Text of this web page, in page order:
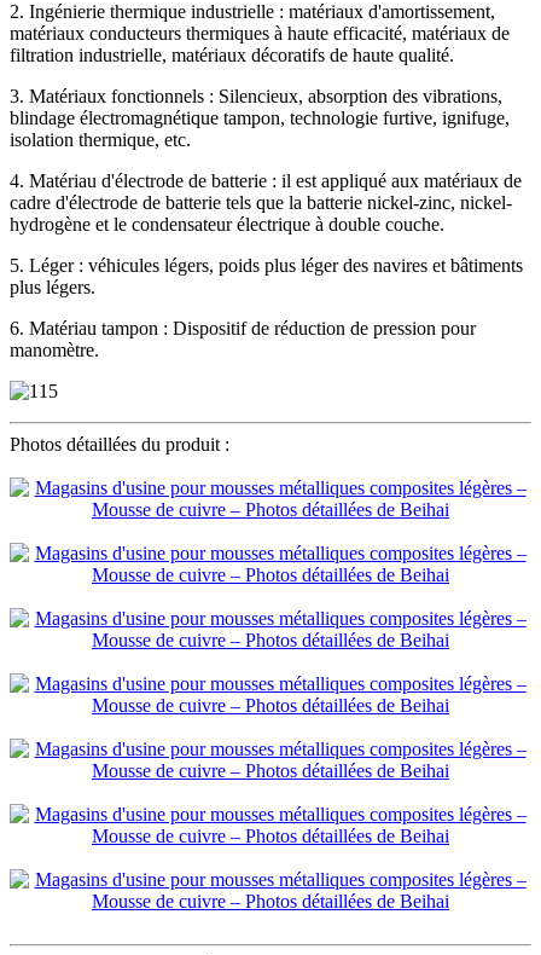
2. Ingénierie thermique industrielle : matériaux d'amortissement,
matériaux conducteurs thermiques à haute efficacité, matériaux de
filtration industrielle, matériaux décoratifs de haute qualité.
3. Matériaux fonctionnels : Silencieux, absorption des vibrations,
blindage électromagnétique tampon, technologie furtive, ignifuge,
isolation thermique, etc.
4. Matériau d'électrode de batterie : il est appliqué aux matériaux de
cadre d'électrode de batterie tels que la batterie nickel-zinc, nickel-
hydrogène et le condensateur électrique à double couche.
5. Léger : véhicules légers, poids plus léger des navires et bâtiments
plus légers.
6. Matériau tampon : Dispositif de réduction de pression pour
manomètre.
Photos détaillées du produit :